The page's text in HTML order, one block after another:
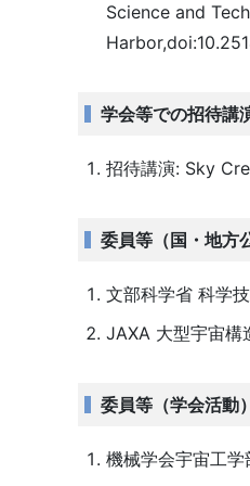
Science and
学会等での招待講
招待講演: Sky
委員等（国・地方
文部科学省 科学
JAXA 大型宇宙構
委員等（学会活動）
機械学会宇宙工